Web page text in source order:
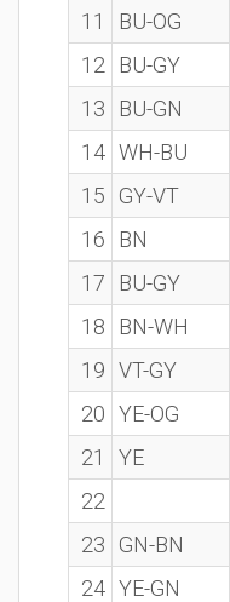
11
BU-OG
12
BU-GY
13
BU-GN
14 WH-BU
15
GY-VT
16
BN
17
BU-GY
18
BN-WH
19 VT-GY
20 YE-OG
21
YE
22
23
GN-BN
24 YE-GN